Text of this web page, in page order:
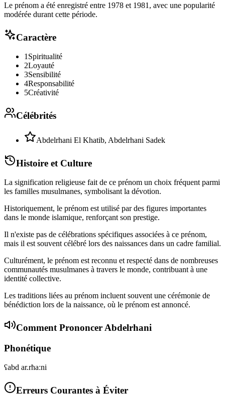
Le prénom a été enregistré entre 1978 et 1981, avec une popularité
modérée durant cette période.
Caractère
1Spiritualité
2Loyauté
3Sensibilité
4Responsabilité
5Créativité
Célébrités
Abdelrhani El Khatib, Abdelrhani Sadek
Histoire et Culture
La signification religieuse fait de ce prénom un choix fréquent parmi
les familles musulmanes, symbolisant la dévotion.
Historiquement, le prénom est utilisé par des figures importantes
dans le monde islamique, renforçant son prestige.
Il n'existe pas de célébrations spécifiques associées à ce prénom,
mais il est souvent célébré lors des naissances dans un cadre familial.
Culturément, le prénom est reconnu et respecté dans de nombreuses
communautés musulmanes à travers le monde, contribuant à une
identité collective.
Les traditions liées au prénom incluent souvent une cérémonie de
bénédiction lors de la naissance, où le prénom est annoncé.
Comment Prononcer Abdelrhani
Phonétique
ʕabd ar.rħaːni
Erreurs Courantes à Éviter